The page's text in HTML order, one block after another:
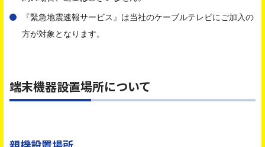
『緊急地震速報サービス』は当社のケーブルテレビにご加入の
方が対象となります。
端末機器設置場所について